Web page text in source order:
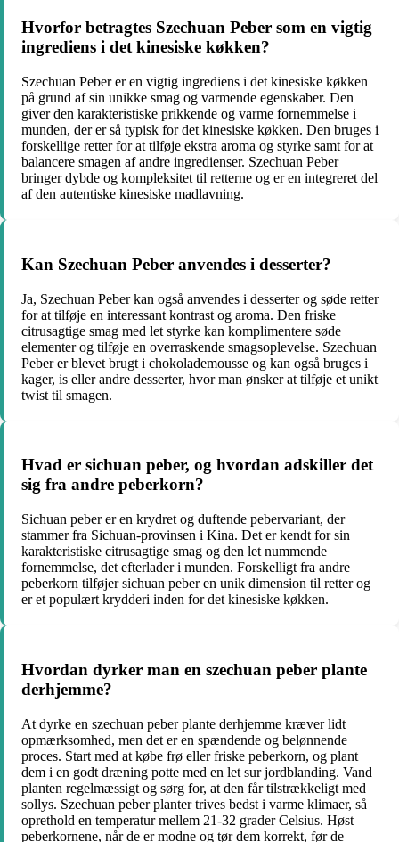
Hvorfor betragtes Szechuan Peber som en vigtig
ingrediens i det kinesiske køkken?
Szechuan Peber er en vigtig ingrediens i det kinesiske køkken
på grund af sin unikke smag og varmende egenskaber. Den
giver den karakteristiske prikkende og varme fornemmelse i
munden, der er så typisk for det kinesiske køkken. Den bruges i
forskellige retter for at tilføje ekstra aroma og styrke samt for at
balancere smagen af andre ingredienser. Szechuan Peber
bringer dybde og kompleksitet til retterne og er en integreret del
af den autentiske kinesiske madlavning.
Kan Szechuan Peber anvendes i desserter?
Ja, Szechuan Peber kan også anvendes i desserter og søde retter
for at tilføje en interessant kontrast og aroma. Den friske
citrusagtige smag med let styrke kan komplimentere søde
elementer og tilføje en overraskende smagsoplevelse. Szechuan
Peber er blevet brugt i chokolademousse og kan også bruges i
kager, is eller andre desserter, hvor man ønsker at tilføje et unikt
twist til smagen.
Hvad er sichuan peber, og hvordan adskiller det
sig fra andre peberkorn?
Sichuan peber er en krydret og duftende pebervariant, der
stammer fra Sichuan-provinsen i Kina. Det er kendt for sin
karakteristiske citrusagtige smag og den let nummende
fornemmelse, det efterlader i munden. Forskelligt fra andre
peberkorn tilføjer sichuan peber en unik dimension til retter og
er et populært krydderi inden for det kinesiske køkken.
Hvordan dyrker man en szechuan peber plante
derhjemme?
At dyrke en szechuan peber plante derhjemme kræver lidt
opmærksomhed, men det er en spændende og belønnende
proces. Start med at købe frø eller friske peberkorn, og plant
dem i en godt dræning potte med en let sur jordblanding. Vand
planten regelmæssigt og sørg for, at den får tilstrækkeligt med
sollys. Szechuan peber planter trives bedst i varme klimaer, så
oprethold en temperatur mellem 21-32 grader Celsius. Høst
peberkornene, når de er modne og tør dem korrekt, før de